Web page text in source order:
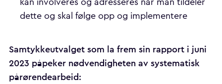
kan involveres og adresseres når man tildeler
dette og skal følge opp og implementere
Samtykkeutvalget som la frem sin rapport i juni
2023 påpeker nødvendigheten av systematisk
pårørendearbeid: